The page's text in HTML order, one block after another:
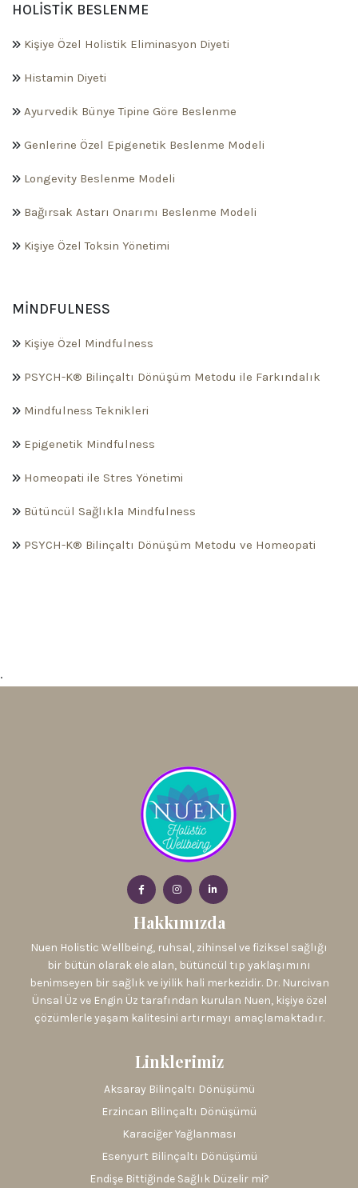
HOLISTIK BESLENME
Kişiye Özel Holistik Eliminasyon Diyeti
Histamin Diyeti
Ayurvedik Bünye Tipine Göre Beslenme
Genlerine Özel Epigenetik Beslenme Modeli
Longevity Beslenme Modeli
Bağırsak Astarı Onarımı Beslenme Modeli
Kişiye Özel Toksin Yönetimi
MINDFULNESS
Kişiye Özel Mindfulness
PSYCH-K® Bilinçaltı Dönüşüm Metodu ile Farkındalık
Mindfulness Teknikleri
Epigenetik Mindfulness
Homeopati ile Stres Yönetimi
Bütüncül Sağlıkla Mindfulness
PSYCH-K® Bilinçaltı Dönüşüm Metodu ve Homeopati
.
Hakkımızda
Nuen Holistic Wellbeing, ruhsal, zihinsel ve fiziksel sağlığı
bir bütün olarak ele alan, bütüncül tıp yaklaşımını
benimseyen bir sağlık ve iyilik hali merkezidir. Dr. Nurcivan
Ünsal Üz ve Engin Üz tarafından kurulan Nuen, kişiye özel
çözümlerle yaşam kalitesini artırmayı amaçlamaktadır.
Linklerimiz
Aksaray Bilinçaltı Dönüşümü
Erzincan Bilinçaltı Dönüşümü
Karaciğer Yağlanması
Esenyurt Bilinçaltı Dönüşümü
Endişe Bittiğinde Sağlık Düzelir mi?